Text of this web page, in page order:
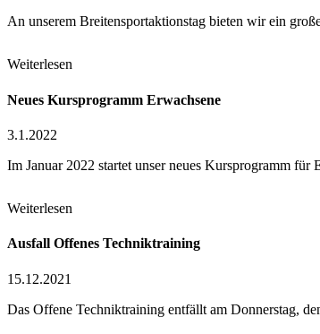
An unserem Breitensportaktionstag bieten wir ein
Weiterlesen
Neu­es Kurs­pro­gramm Er­wa­chse­ne
3.1.2022
Im Januar 2022 startet unser neues Kursprogramm
Weiterlesen
Ausfall Offenes Techniktraining
15.12.2021
Das Offene Techniktraining entfällt am Donnerstag,